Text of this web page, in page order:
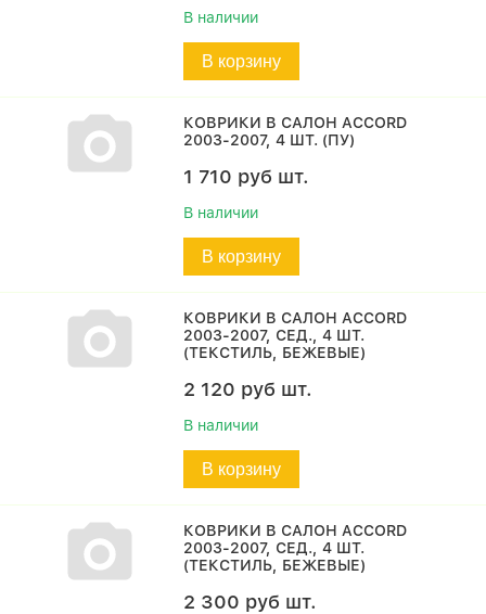
В наличии
В корзину
КОВРИКИ В САЛОН ACCORD
2003-2007, 4 ШТ. (ПУ)
1 710 руб шт.
В наличии
В корзину
КОВРИКИ В САЛОН ACCORD
2003-2007, СЕД., 4 ШТ.
(ТЕКСТИЛЬ, БЕЖЕВЫЕ)
2 120 руб шт.
В наличии
В корзину
КОВРИКИ В САЛОН ACCORD
2003-2007, СЕД., 4 ШТ.
(ТЕКСТИЛЬ, БЕЖЕВЫЕ)
2 300 руб шт.